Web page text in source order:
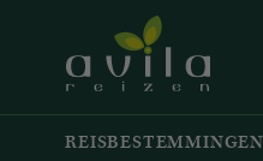
REISBESTEMMINGEN